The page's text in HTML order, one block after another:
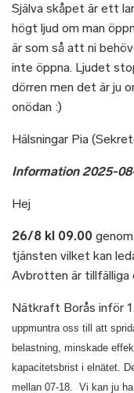
Själva skåpet är ett
högt ljud om man
är som så att ni
inte öppna. Ljudet
dörren men det är ju
onödan :)
Hälsningar Pia
Information 2025-
Hej
26/8 kl 09.00
tjänsten vilket kan
Avbrotten är tillfälliga
Nätkraft Borås inför
uppmuntra oss till att
belastning, minskade
kapacitetsbrist i elnätet.
mellan 07-18. Vi kan ju